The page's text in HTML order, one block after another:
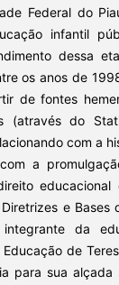
Federal do
infantil
dessa
os anos de
de fontes
(através do
com a
a
e Bases
da
de
para sua